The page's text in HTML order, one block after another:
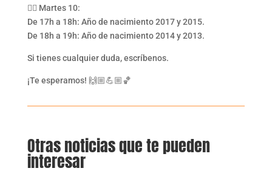
👉🏼 Martes 10:
De 17h a 18h: Año de nacimiento 2017 y 2015.
De 18h a 19h: Año de nacimiento 2014 y 2013.
Si tienes cualquier duda, escríbenos.
¡Te esperamos! 🙌🏼💪🏼🏀​
Otras noticias que te pueden
interesar